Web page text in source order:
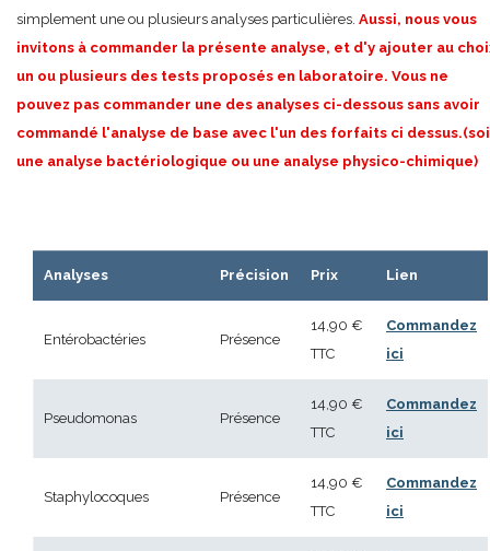
simplement une ou plusieurs analyses particulières. Aussi, nous vous
invitons à commander la présente analyse, et d'y ajouter au
un ou plusieurs des tests proposés en laboratoire. Vous ne
pouvez pas commander une des analyses ci-dessous sans avoir
commandé l'analyse de base avec l'un des forfaits ci
une analyse bactériologique ou une analyse physico-chimique)
Analyses Précision Prix Lien
Entérobactéries Présence
14,90 €
TTC
Commandez
ici
Pseudomonas Présence
14,90 €
TTC
Commandez
ici
Staphylocoques Présence
14,90 €
TTC
Commandez
ici